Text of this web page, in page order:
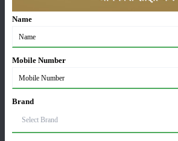
प्रणाली किसानों के बीच लोकप्रिय हो रही है।
Name
Mobile Number
Brand